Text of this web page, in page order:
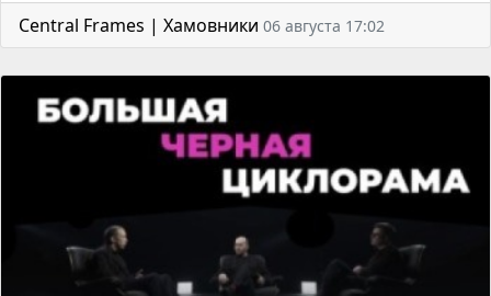
Central Frames | Хамовники 06 августа 17:02